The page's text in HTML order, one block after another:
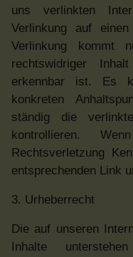
uns verlinkten
Verlinkung auf
Verlinkung kommt
rechtswidriger
erkennbar ist. Es
konkreten
ständig die
kontrollieren.
Rechtsverletzung
entsprechenden Link
3. Urheberrecht
Die auf unseren
Inhalte